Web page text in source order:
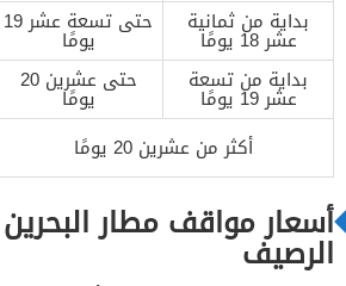
بداية من ثمانية
عشر 18 يومًا
حتى تسعة عشر 19
يومًا
بداية من تسعة
عشر 19 يومًا
حتى عشرين 20
يومًا
أكثر من عشرين 20 يومًا
أسعار مواقف مطار
الرصيف